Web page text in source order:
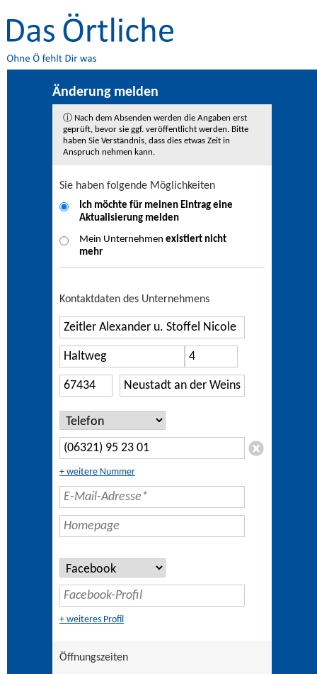
Änderung melden
ⓘ Nach dem Absenden werden die Angaben erst
geprüft, bevor sie ggf. veröffentlicht werden. Bitte
haben Sie Verständnis, dass dies etwas Zeit in
Anspruch nehmen kann.
Sie haben folgende Möglichkeiten
Ich möchte für meinen Eintrag eine
Aktualisierung melden
Mein Unternehmen existiert nicht
mehr
Kontaktdaten des Unternehmens
+ weitere Nummer
+ weiteres Profil
Öffnungszeiten